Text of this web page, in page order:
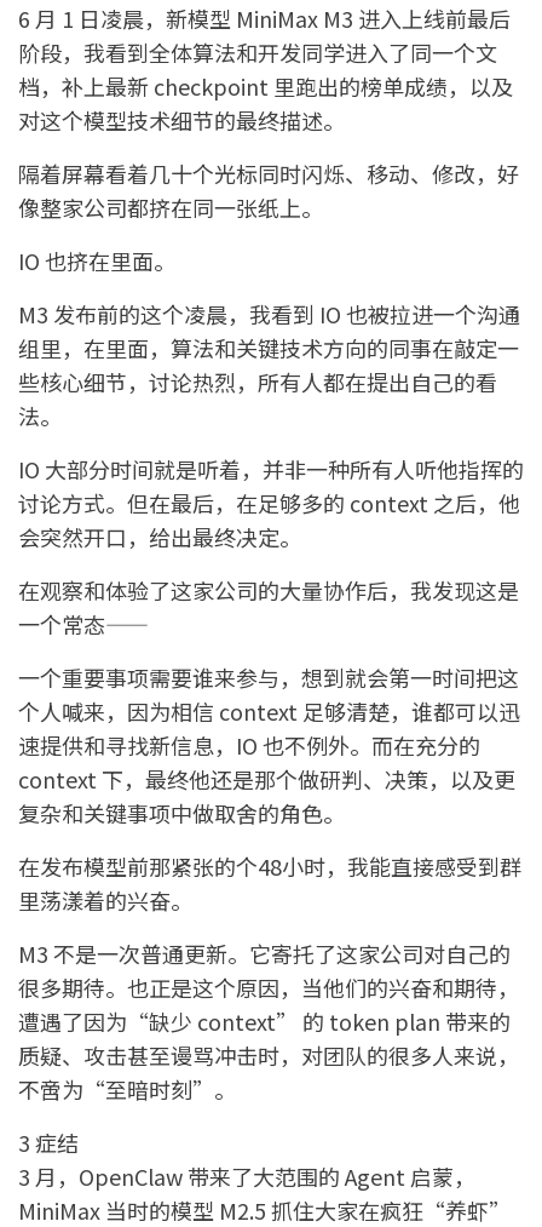
6 月 1 日凌晨，新模型 MiniMax M3 进入上线前最后
阶段，我看到全体算法和开发同学进入了同一个文
档，补上最新 checkpoint 里跑出的榜单成绩，以及
对这个模型技术细节的最终描述。
隔着屏幕看着几十个光标同时闪烁、移动、修改，好
像整家公司都挤在同一张纸上。
IO 也挤在里面。
M3 发布前的这个凌晨，我看到 IO 也被拉进一个沟通
组里，在里面，算法和关键技术方向的同事在敲定一
些核心细节，讨论热烈，所有人都在提出自己的看
法。
IO 大部分时间就是听着，并非一种所有人听他指挥的
讨论方式。但在最后，在足够多的 context 之后，他
会突然开口，给出最终决定。
在观察和体验了这家公司的大量协作后，我发现这是
一个常态——
一个重要事项需要谁来参与，想到就会第一时间把这
个人喊来，因为相信 context 足够清楚，谁都可以迅
速提供和寻找新信息，IO 也不例外。而在充分的
context 下，最终他还是那个做研判、决策，以及更
复杂和关键事项中做取舍的角色。
在发布模型前那紧张的个48小时，我能直接感受到群
里荡漾着的兴奋。
M3 不是一次普通更新。它寄托了这家公司对自己的
很多期待。也正是这个原因，当他们的兴奋和期待，
遭遇了因为“缺少 context” 的 token plan 带来的
质疑、攻击甚至谩骂冲击时，对团队的很多人来说，
不啻为“至暗时刻”。
3 症结
3 月，OpenClaw 带来了大范围的 Agent 启蒙，
MiniMax 当时的模型 M2.5 抓住大家在疯狂“养虾”